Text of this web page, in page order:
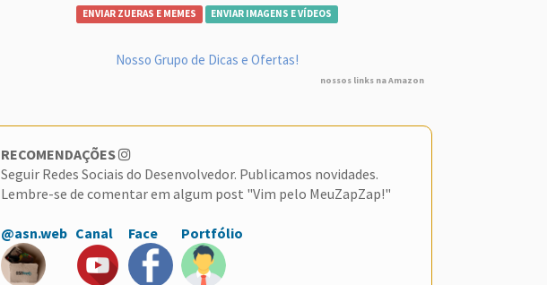
ENVIAR ZUERAS E MEMES ENVIAR IMAGENS E VÍDEOS
Nosso Grupo de Dicas e Ofertas!
nossos links na Amazon
RECOMENDAÇÕES
Seguir Redes Sociais do Desenvolvedor. Publicamos novidades.
Lembre-se de comentar em algum post "Vim pelo MeuZapZap!"
@asn.web Canal Face Portfólio